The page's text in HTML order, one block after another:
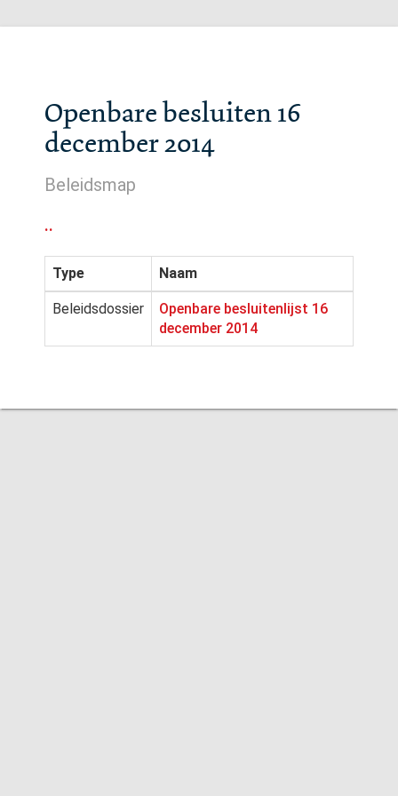
Openbare besluiten 16
december 2014
Beleidsmap
..
Type Naam
Beleidsdossier
Openbare besluitenlijst 16
december 2014